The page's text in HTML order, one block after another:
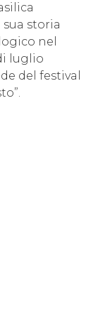
storia
nel
luglio
del festival